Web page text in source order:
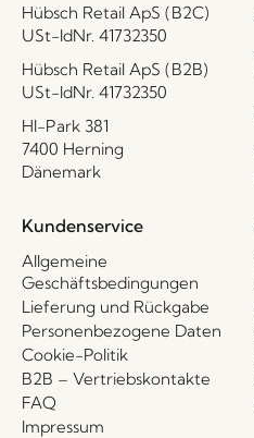
Hübsch Retail ApS (B2C)
USt-IdNr. 41732350
Hübsch Retail ApS (B2B)
USt-IdNr. 41732350
HI-Park 381
7400 Herning
Dänemark
Kundenservice
Allgemeine
Geschäftsbedingungen
Lieferung und Rückgabe
Personenbezogene Daten
Cookie-Politik
B2B – Vertriebskontakte
FAQ
Impressum